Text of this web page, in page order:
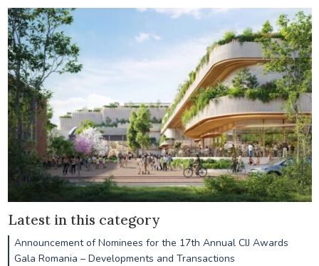
Latest in this category
Announcement of Nominees for the 17th Annual CIJ Awards
Gala Romania – Developments and Transactions